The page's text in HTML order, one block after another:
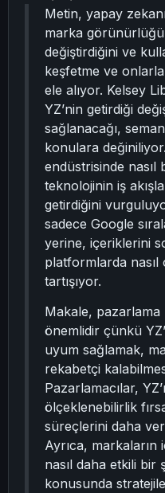
Metin, yapay
marka
değiştirdiğini ve
keşfetme ve
ele alıyor. Kelsey
YZ’nin getirdiği
sağlanacağı,
konulara
endüstrisinde nasıl
teknolojinin iş
getirdiğini
sadece Google
yerine, içeriklerini
platformlarda nasıl
tartışıyor.
Makale,
önemlidir çünkü
uyum sağlamak,
rekabetçi
Pazarlamacılar,
ölçeklenebilirlik
süreçlerini daha
Ayrıca,
nasıl daha etkili bir
konusunda